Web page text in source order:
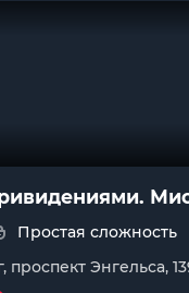
Простая сложность
проспект Энгельса,